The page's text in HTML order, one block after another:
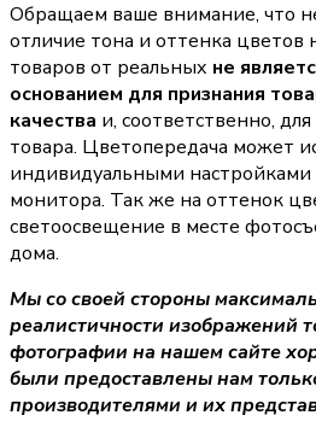
Обращаем ваше внимание, что
отличие тона и оттенка цветов
товаров от реальных не
основанием для признания
качества и, соответственно,
товара. Цветопередача может
индивидуальными настройками
монитора. Так же на оттенок
светоосвещение в месте
дома.
Мы со своей стороны
реалистичности изображений
фотографии на нашем сайте
были предоставлены нам
производителями и их